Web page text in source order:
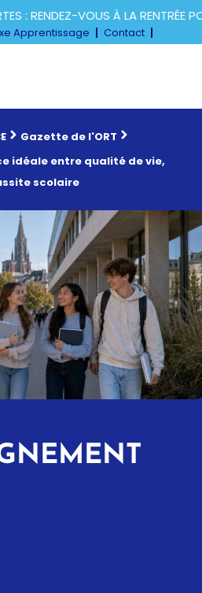
RENDEZ-VOUS À LA RENTRÉE
Apprentissage Contact
Gazette de l'ORT
idéale entre qualité de vie,
scolaire